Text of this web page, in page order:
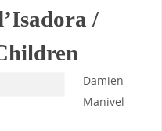
/
Damien
Manivel